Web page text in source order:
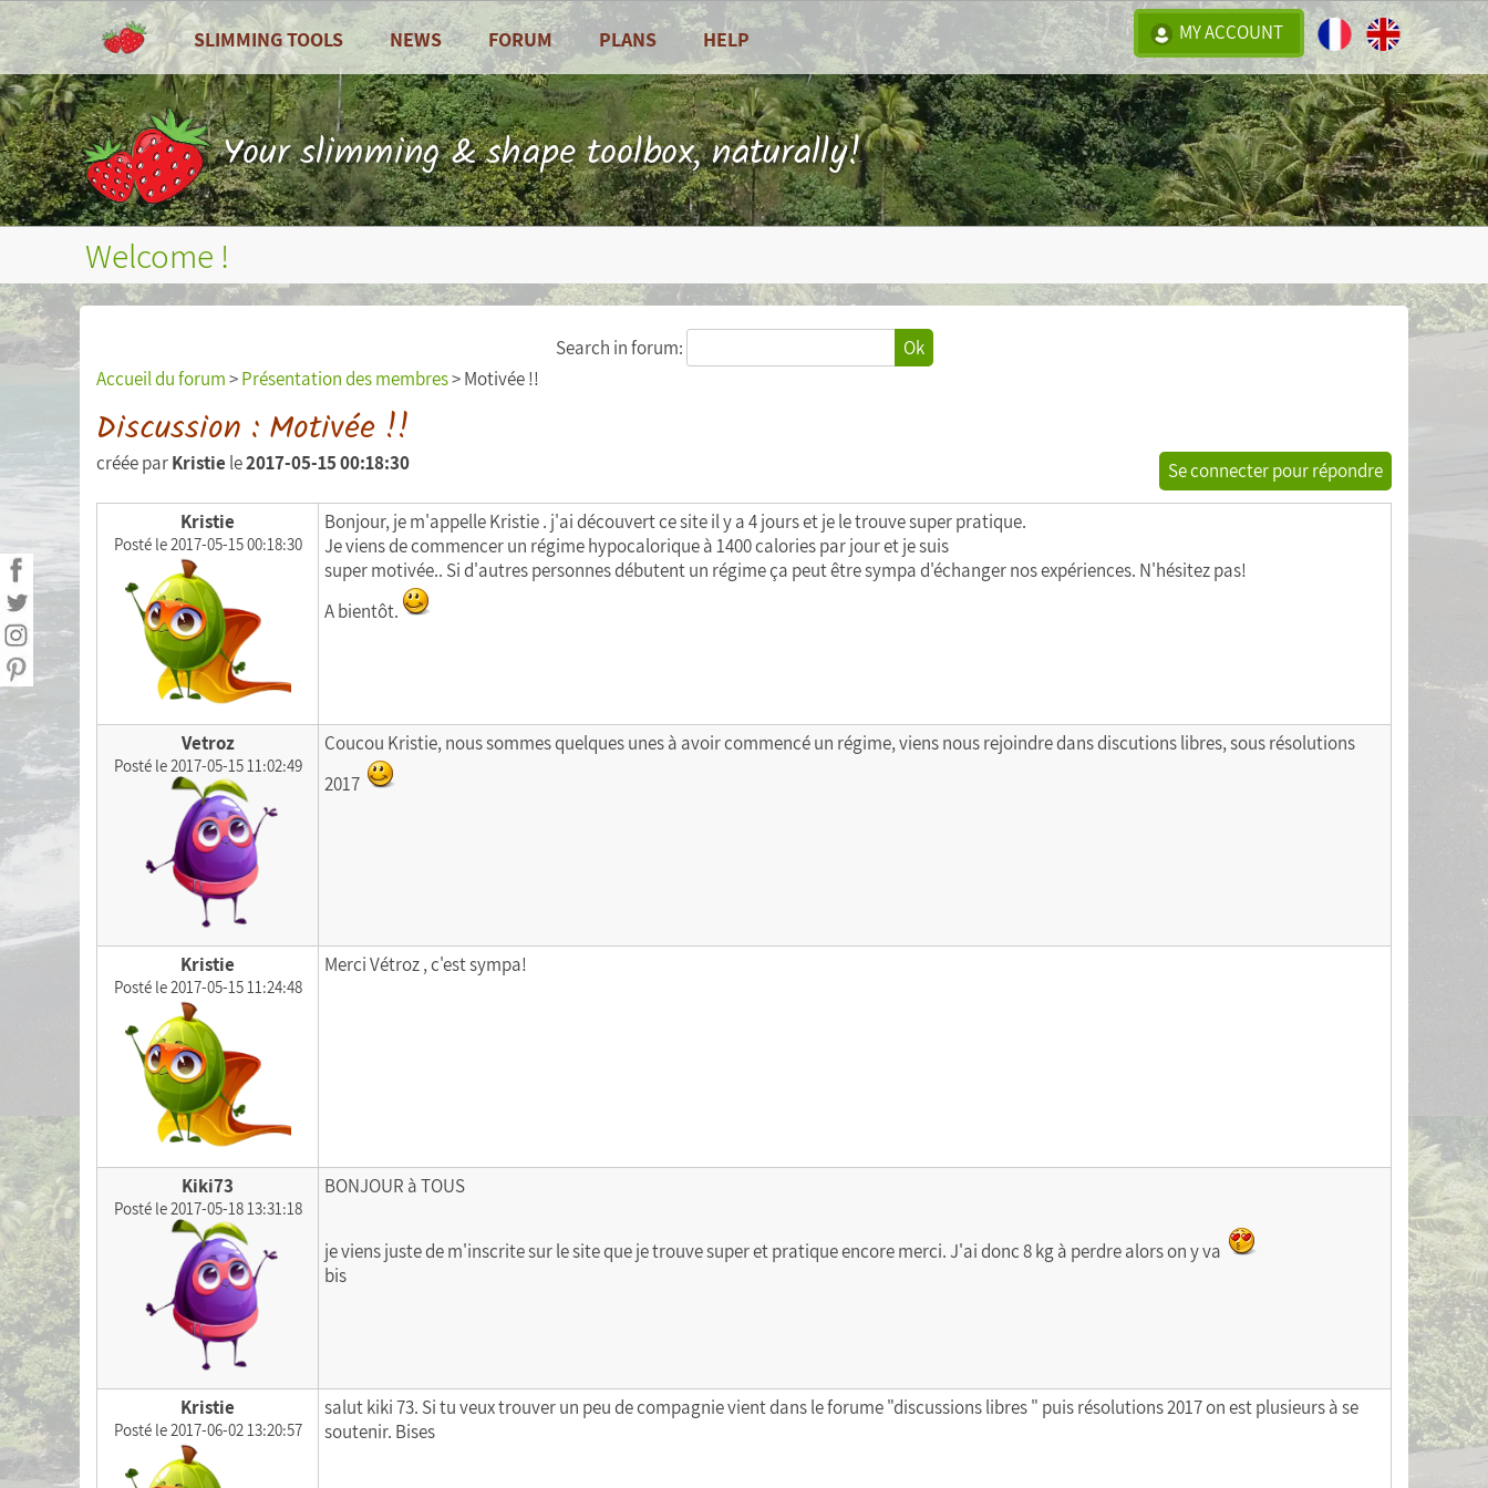
MY ACCOUNT
SLIMMING TOOLS
ALL
Dashboard
Calories counter
Food diary
Nutritional balance sheets
Measures (weight, waist
Personal goals
Calculating BMI
Shopping list
Menu of the week
Download my data
NEWS
All
Recipes
Zoom on ...
Seasonal fruits and vegetables
FORUM PLANS HELP
Frequently Asked Questions
Contact
Your slimming & shape toolbox, naturally!
Welcome !
Search in forum:
Ok
Accueil du forum>Présentation des membres> Motivée !!
Discussion : Motivée !!
créée parKristie le2017-05-15 00:18:30 Se connecter pour répondre
Kristie
Posté le 2017-05-15 00:18:30
Bonjour, je m'appelle Kristie . j'ai découvert ce site il y a 4 jours et je le trouve super pratique.
Je viens de commencer un régime hypocalorique à 1400 calories par jour et je suis
super motivée.. Si d'autres personnes débutent un régime ça peut être sympa d'échanger nos expériences. N'hésitez pas!
A bientôt.
Vetroz
Posté le 2017-05-15 11:02:49
Coucou Kristie, nous sommes quelques unes à avoir commencé un régime, viens nous rejoindre dans discutions libres, sous résolutions
2017
Kristie
Posté le 2017-05-15 11:24:48
Merci Vétroz , c'est sympa!
Kiki73
Posté le 2017-05-18 13:31:18
BONJOUR à TOUS
je viens juste de m'inscrite sur le site que je trouve super et pratique encore merci. J'ai donc 8 kg à perdre alors on y va
bis
Kristie
Posté le 2017-06-02 13:20:57
salut kiki 73. Si tu veux trouver un peu de compagnie vient dans le forume "discussions libres " puis résolutions 2017 on est plusieurs à se
soutenir. Bises